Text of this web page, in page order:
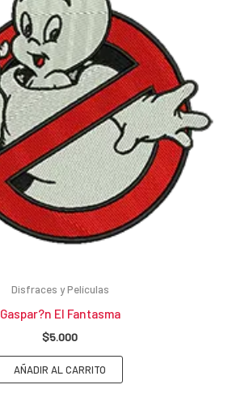
Disfraces y Películas
Gaspar?n El Fantasma
$5.000
AÑADIR AL CARRITO